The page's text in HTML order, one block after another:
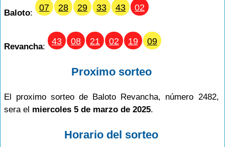
Baloto:
07 28 29 33 43 02
Revancha:
43 08 21 02 19 09
Proximo sorteo
El proximo sorteo de Baloto Revancha, número 2482,
sera el miercoles 5 de marzo de 2025.
Horario del sorteo